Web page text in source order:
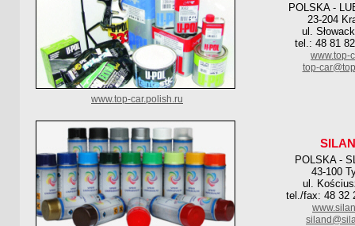
POLSKA -
23-204
ul.
tel.: 48 81
www.top-
top-
www.top-car.polish.ru
POLSKA -
43-100
ul.
tel./fax: 48 32